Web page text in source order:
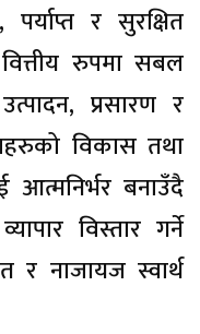
र सुरक्षित
रुपमा सबल
प्रसारण र
विकास तथा
आत्मनिर्भर बनाउँदै
विस्तार गर्ने
र नाजायज स्वार्थ